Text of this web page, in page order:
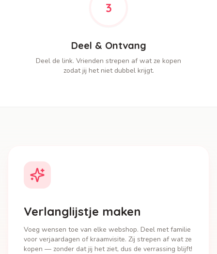
3
Deel & Ontvang
Deel de link. Vrienden strepen af wat ze kopen
zodat jij het niet dubbel krijgt.
Verlanglijstje maken
Voeg wensen toe van elke webshop. Deel met familie
voor verjaardagen of kraamvisite. Zij strepen af wat ze
kopen — zonder dat jij het ziet, dus de verrassing blijft!